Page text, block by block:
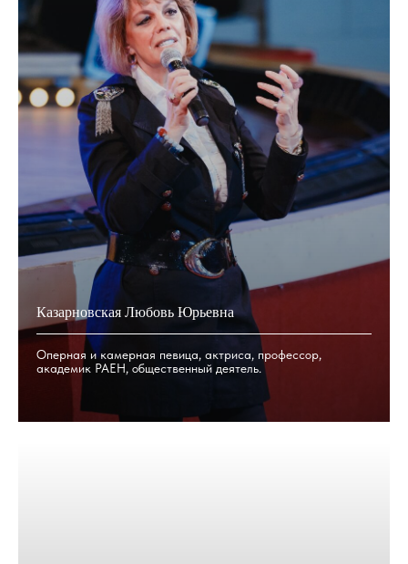
Казарновская Любовь Юрьевна
Оперная и камерная певица, актриса, профессор,
академик РАЕН, общественный деятель.